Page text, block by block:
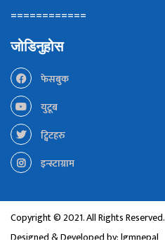
============
जोडिनुहोस
फेसबुक
युटूब
ट्विटहरु
इन्स्टाग्राम
Copyright © 2021. All Rights Reserved.
Designed & Developed by:lgmnepal